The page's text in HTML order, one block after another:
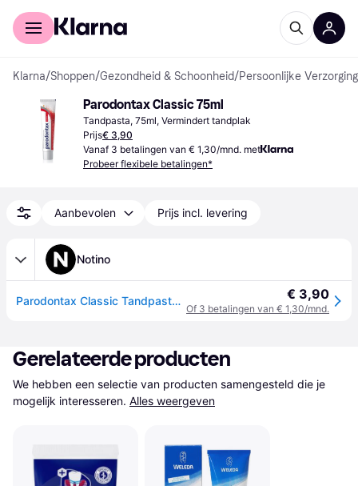
Voor shoppers
Klarna/Shoppen/Gezondheid & Schoonheid/Persoonlijke Verzorging
Parodontax Classic 75ml
Tandpasta, 75ml, Vermindert tandplak
Prijs€ 3,90
Vanaf 3 betalingen van € 1,30/mnd. met
Probeer flexibele betalingen*
Aanbevolen Prijs incl. levering
Notino
Parodontax Classic Tandpasta tegen Tandvleesbloeden zonder Fluoride 75 ml € 3,90
Of 3 betalingen van € 1,30/mnd.
Gerelateerde producten
We hebben een selectie van producten samengesteld die je
mogelijk interesseren. Alles weergeven